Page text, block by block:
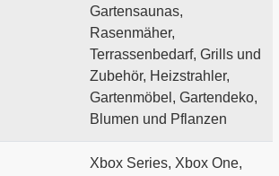
Gartensaunas,
Rasenmäher,
Terrassenbedarf, Grills und
Zubehör, Heizstrahler,
Gartenmöbel, Gartendeko,
Blumen und Pflanzen
Xbox Series, Xbox One,